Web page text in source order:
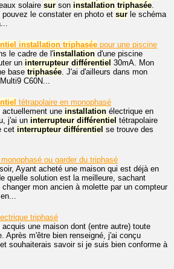
solaire sur son installation triphasée
le constater en photo et sur le schéma
installation triphasée pour une piscine
le cadre de l'installation d'une piscine
un interrupteur différentiel 30mA. Mon
base triphasée . J'ai d'ailleurs dans mon
C60N...
tétrapolaire en monophasé
actuellement une installation électrique en
j'ai un interrupteur différentiel tétrapolaire
cet interrupteur différentiel se trouve des
ou garder du triphasé
Ayant acheté une maison qui est déjà en
quelle solution est la meilleure, sachant
mon ancien à molette par un compteur
triphasé
acquis une maison dont (entre autre) toute
Après m'être bien renseigné, j'ai conçu
souhaiterais savoir si je suis bien conforme à